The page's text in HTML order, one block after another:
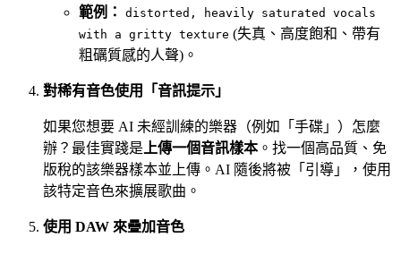
範例：
distorted, heavily saturated vocals
with a gritty texture (失真、高度飽和、帶有
粗礪質感的人聲)。
對稀有音色使用「音訊提示」
如果您想要 AI 未經訓練的樂器（例如「手碟」）怎麼
辦？最佳實踐是 上傳一個音訊樣本。找一個高品質、免
版稅的該樂器樣本並上傳。AI 隨後將被「引導」，使用
該特定音色來擴展歌曲。
使用 DAW 來疊加音色